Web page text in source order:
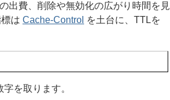
出費、削除や無効化の広がり時間を見
は Cache-Control を土台に、TTLを
を取ります。